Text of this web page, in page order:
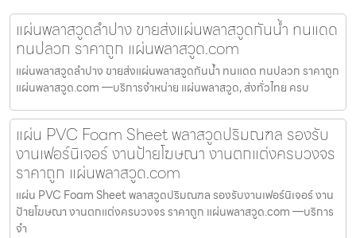
แผ่นพลาสวูดลำปาง ขายส่งแผ่นพลาสวูดกันน้ำ ทนแดด
ทนปลวก ราคาถูก แผ่นพลาสวูด.com
แผ่นพลาสวูดลำปาง ขายส่งแผ่นพลาสวูดกันน้ำ ทนแดด ทนปลวก ราคาถูก
แผ่นพลาสวูด.com —บริการจำหน่าย แผ่นพลาสวูด, ส่งทั่วไทย ครบ
แผ่น PVC Foam Sheet พลาสวูดปริมณฑล รองรับ
งานเฟอร์นิเจอร์ งานป้ายโฆษณา งานตกแต่งครบวงจร
ราคาถูก แผ่นพลาสวูด.com
แผ่น PVC Foam Sheet พลาสวูดปริมณฑล รองรับงานเฟอร์นิเจอร์ งาน
ป้ายโฆษณา งานตกแต่งครบวงจร ราคาถูก แผ่นพลาสวูด.com —บริการ
จำ